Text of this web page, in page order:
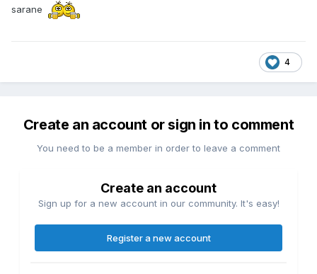
sarane
4
Create an account or sign in to comment
You need to be a member in order to leave a comment
Create an account
Sign up for a new account in our community. It's easy!
Register a new account